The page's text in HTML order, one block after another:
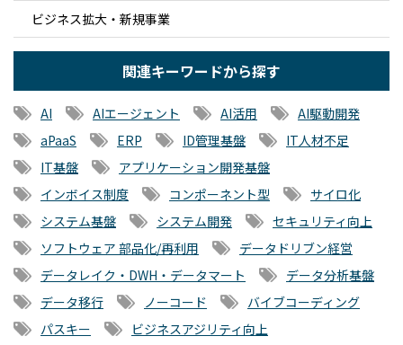
ビジネス拡大・新規事業
関連キーワードから探す
AI AIエージェント AI活用
AI駆動開発
aPaaS
ERP ID管理基盤
IT人材不足
IT基盤
アプリケーション開発基盤
インボイス制度
コンポーネント型
サイロ化
システム基盤
システム開発
セキュリティ向上
ソフトウェア 部品化/再利用
データドリブン経営
データレイク・DWH・データマート
データ分析基盤
データ移行
ノーコード
バイブコーディング
パスキー
ビジネスアジリティ向上